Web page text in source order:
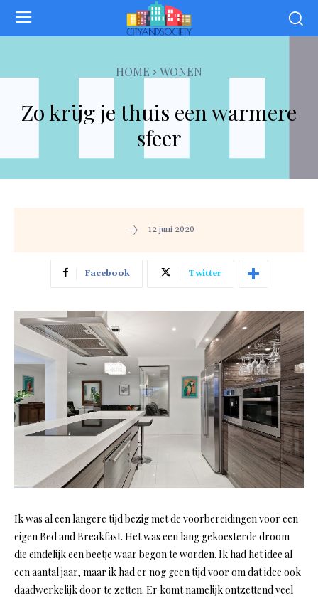
HOME WONEN
Zo krijg je thuis een warmere
sfeer
12 juni 2020
Facebook Twitter
Ik was al een langere tijd bezig met de voorbereidingen voor een
eigen Bed and Breakfast. Het was een lang gekoesterde droom
die eindelijk een beetje waar begon te worden. Ik had het idee al
een aantal jaar, maar ik had er nog geen tijd voor om dat idee ook
daadwerkelijk door te zetten. Er komt namelijk ontzettend veel